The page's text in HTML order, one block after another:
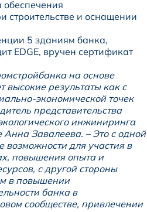
обеспечения
строительстве и оснащении
5 зданиям банка,
EDGE, вручен сертификат
на основе
высокие результаты как с
экономической точек
представительства
инжиниринга
Анна Завалеева. – Это с одной
возможности для участия в
повышения опыта и
с другой стороны
в повышении
банка в
сообществе, привлечении